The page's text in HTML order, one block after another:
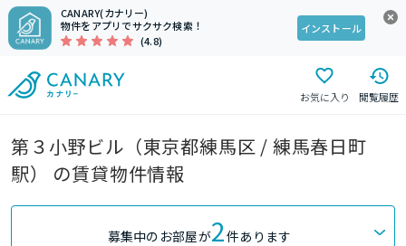
CANARY(カナリー)
物件をアプリでサクサク検索！
(4.8)
インストール
お気に入り 閲覧履歴
第３小野ビル（東京都練馬区 / 練馬春日町
駅） の賃貸物件情報
募集中のお部屋が2件あります